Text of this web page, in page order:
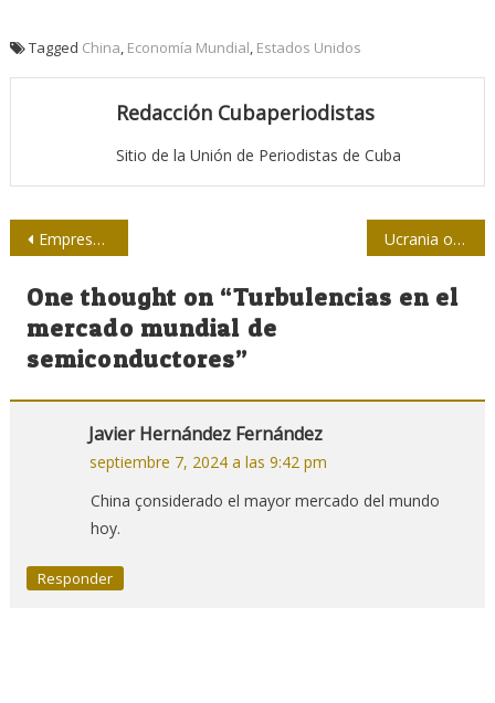
Tagged China Economía Mundial Estados Unidos
Redacción Cubaperiodistas
Sitio de la Unión de Periodistas de Cuba
Navegación
de
entradas
Empresas estadounidenses quiebran por sanciones a Rusia Ucrania o la orquesta del Titanic
One thought on “Turbulencias en el
mercado mundial de
semiconductores”
Javier Hernández Fernández
septiembre 7, 2024 a las 9:42 pm
China çonsiderado el mayor mercado del mundo
hoy.
Responder